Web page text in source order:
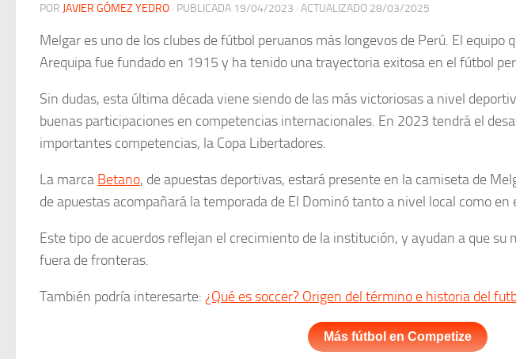
POR JAVIER GÓMEZ YEDRO · PUBLICADA 19/04/2023 · ACTUALIZADO 28/03/2025
Melgar es uno de los clubes de fútbol peruanos más longevos de Perú. El equipo
Arequipa fue fundado en 1915 y ha tenido una trayectoria exitosa en el fútbol
Sin dudas, esta última década viene siendo de las más victoriosas a nivel
buenas participaciones en competencias internacionales. En 2023 tendrá el
importantes competencias, la Copa Libertadores.
La marca Betano, de apuestas deportivas, estará presente en la camiseta de
de apuestas acompañará la temporada de El Dominó tanto a nivel local como
Este tipo de acuerdos reflejan el crecimiento de la institución, y ayudan a que su
fuera de fronteras.
También podría interesarte: ¿Qué es soccer? Origen del término e historia del
Más fútbol en Competize